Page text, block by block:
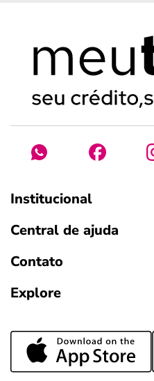
Institucional
Central de ajuda
Contato
Explore